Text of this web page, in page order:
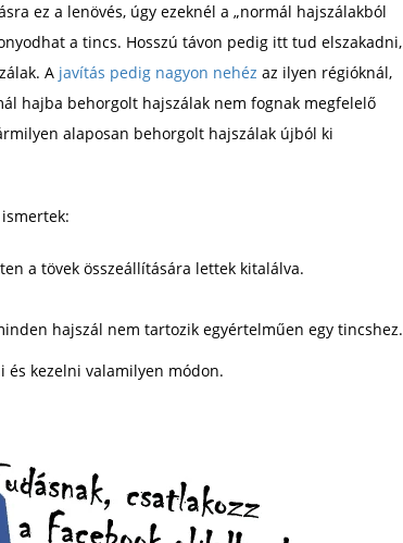
ez a lenövés, úgy ezeknél a „normál hajszálakból
a tincs. Hosszú távon pedig itt tud elszakadni,
A javítás pedig nagyon nehéz az ilyen régióknál,
hajba behorgolt hajszálak nem fognak megfelelő
alaposan behorgolt hajszálak újból ki
a tövek összeállítására lettek kitalálva.
hajszál nem tartozik egyértelműen egy tincshez.
és kezelni valamilyen módon.